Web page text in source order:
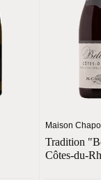
Maison
Tradition
Côtes-du-